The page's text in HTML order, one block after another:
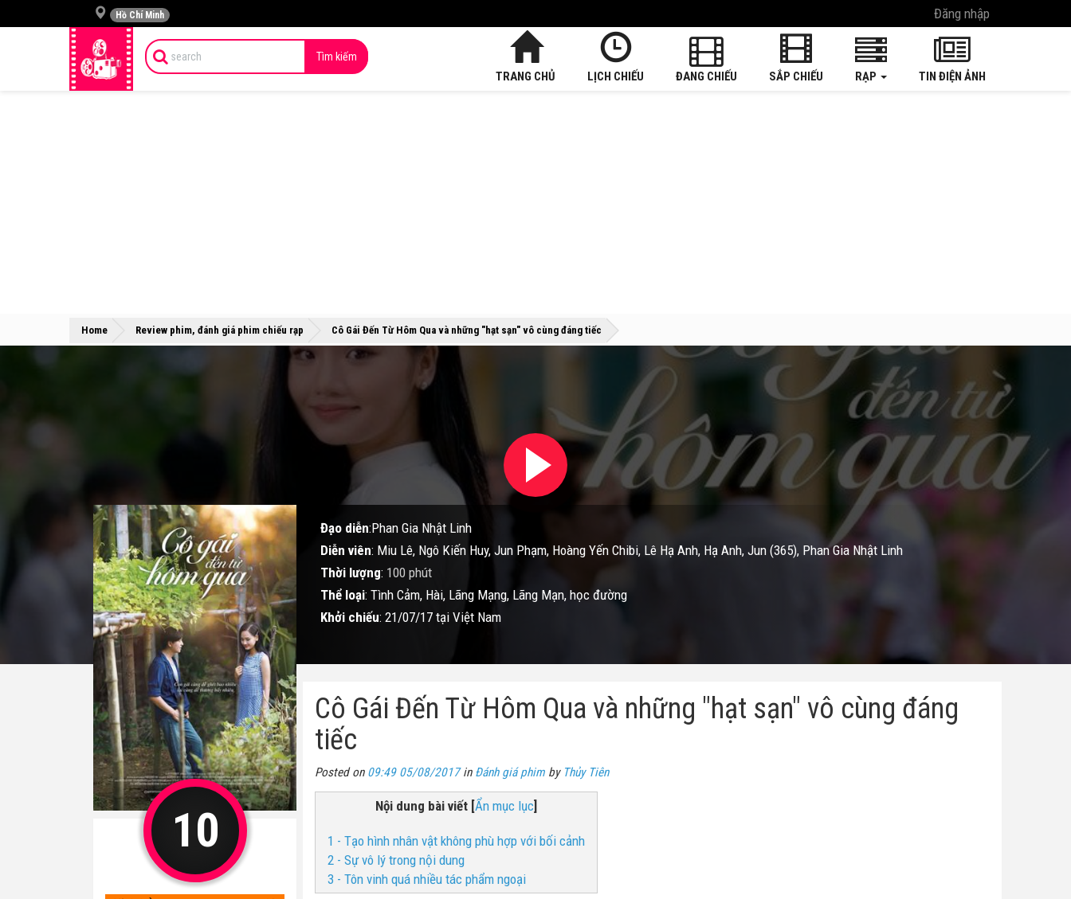
Hồ Chí Minh Đăng nhập
Tìm kiếm
TRANG CHỦ LỊCH CHIẾU ĐANG CHIẾU SẮP CHIẾU RẠP TIN ĐIỆN ẢNH
Home »
Review phim, đánh giá phim chiếu rạp »
Cô Gái Đến Từ Hôm Qua và những "hạt sạn" vô cùng đáng tiếc
10
Đạo diễn:Phan Gia Nhật Linh
Diễn viên: Miu Lê, Ngô Kiến Huy, Jun Phạm, Hoàng Yến Chibi, Lê Hạ Anh, Hạ Anh, Jun (365), Phan Gia Nhật Linh
Thời lượng: 100 phút
Thể loại: Tình Cảm, Hài, Lãng Mạng, Lãng Mạn, học đường
Khởi chiếu: 21/07/17 tại Việt Nam
Cô Gái Đến Từ Hôm Qua và những "hạt sạn" vô cùng đáng
tiếc
Posted on 09:49 05/08/2017in Đánh giá phimby Thủy Tiên
Nội dung bài viết[Ẩn mục lục]
1 - Tạo hình nhân vật không phù hợp với bối cảnh
2 - Sự vô lý trong nội dung
3 - Tôn vinh quá nhiều tác phẩm ngoại